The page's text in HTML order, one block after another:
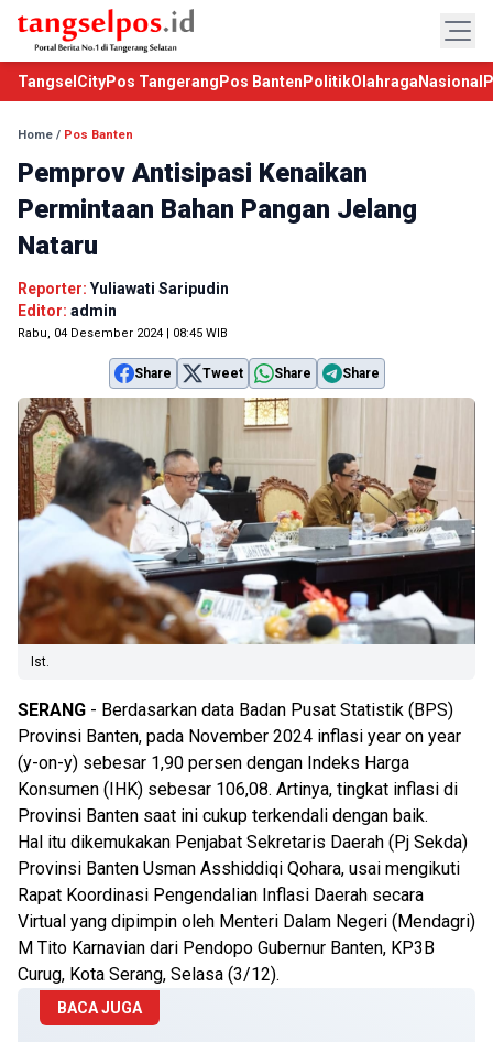
TangselCityPos Tangerang Pos Banten PolitikOlahraga Nasional
Home / Pos Banten
Pemprov Antisipasi Kenaikan
Permintaan Bahan Pangan Jelang
Nataru
Reporter: Yuliawati Saripudin
Editor: admin
Rabu, 04 Desember 2024 | 08:45 WIB
Share Tweet Share Share
Ist.
SERANG - Berdasarkan data Badan Pusat Statistik (BPS)
Provinsi Banten, pada November 2024 inflasi year on year
(y-on-y) sebesar 1,90 persen dengan Indeks Harga
Konsumen (IHK) sebesar 106,08. Artinya, tingkat inflasi di
Provinsi Banten saat ini cukup terkendali dengan baik.
Hal itu dikemukakan Penjabat Sekretaris Daerah (Pj Sekda)
Provinsi Banten Usman Asshiddiqi Qohara, usai mengikuti
Rapat Koordinasi Pengendalian Inflasi Daerah secara
Virtual yang dipimpin oleh Menteri Dalam Negeri (Mendagri)
M Tito Karnavian dari Pendopo Gubernur Banten, KP3B
Curug, Kota Serang, Selasa (3/12).
BACA JUGA